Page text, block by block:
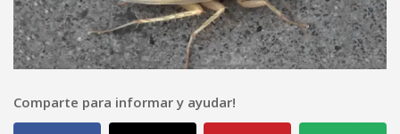
Comparte para informar y ayudar!